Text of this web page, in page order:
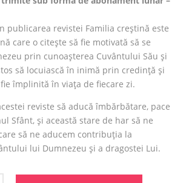
publicarea revistei Familia creștină este
care o citește să fie motivată să se
prin cunoașterea Cuvântului Său și
să locuiască în inimă prin credință și
împlinită în viața de fiecare zi.
reviste să aducă îmbărbătare, pace
Sfânt, și această stare de har să ne
să ne aducem contribuția la
lui Dumnezeu și a dragostei Lui.